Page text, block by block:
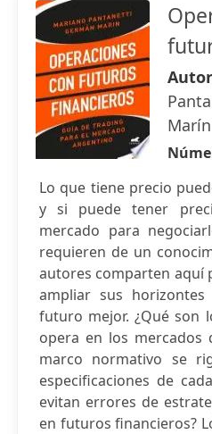
Marín
Lo que tiene precio
y si puede tener
mercado para
requieren de un
autores comparten aquí
ampliar sus
futuro mejor. ¿Qué son
opera en los mercados
marco normativo se
especificaciones de
evitan errores de
en futuros financieros?